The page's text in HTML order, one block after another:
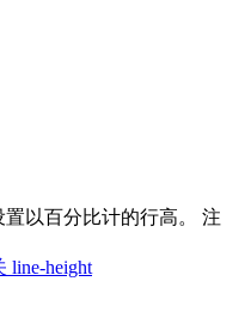
置以百分比计的行高。 注
line-height